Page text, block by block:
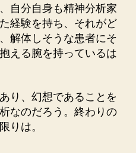
自分自身も精神分析家
経験を持ち、それがど
解体しそうな患者にそ
える腕を持っているは
り、幻想であることを
なのだろう。終わりの
りは。